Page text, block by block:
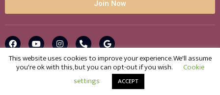
Join Now
© 2016-2025 Glow! Bellydance with Shaheena Azar . All rights
This website uses cookies to improve your experience. We'll assume
you're ok with this, but you can opt-out if you wish.
Cookie
settings
ACCEPT
Contact us